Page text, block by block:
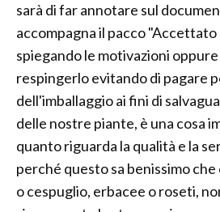
sarà di far annotare sul
accompagna il pacco
spiegando le motivazioni
respingerlo evitando di pagare
dell'imballaggio ai fini di
delle nostre piante, è una cosa
quanto riguarda la qualità e la
perché questo sa benissimo
o cespuglio, erbacee o roseti,